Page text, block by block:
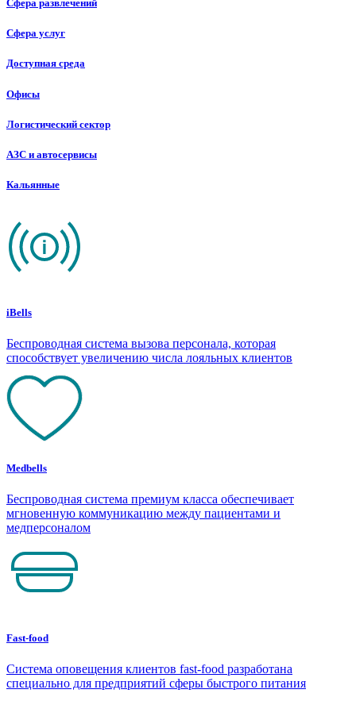
Сфера развлечений
Сфера услуг
Доступная среда
Офисы
Логистический сектор
АЗС и автосервисы
Кальянные
iBells
Беспроводная система вызова персонала, которая
способствует увеличению числа лояльных клиентов
Medbells
Беспроводная система премиум класса обеспечивает
мгновенную коммуникацию между пациентами и
медперсоналом
Fast-food
Система оповещения клиентов fast-food разработана
специально для предприятий сферы быстрого питания